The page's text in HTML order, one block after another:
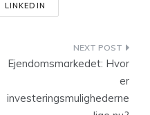
LINKEDIN
Ejendomsmarkedet: Hvor
er
investeringsmulighederne